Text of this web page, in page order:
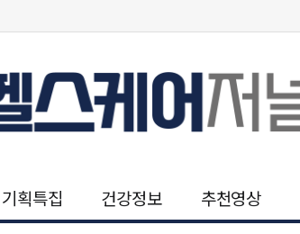
기획특집 건강정보 추천영상